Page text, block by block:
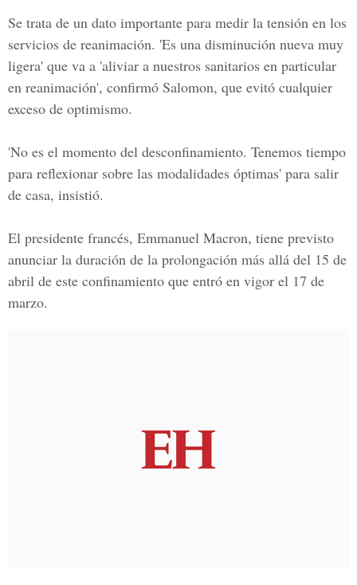
Se trata de un dato importante para medir la tensión en los
servicios de reanimación. 'Es una disminución nueva muy
ligera' que va a 'aliviar a nuestros sanitarios en particular
en reanimación', confirmó Salomon, que evitó cualquier
exceso de optimismo.
'No es el momento del desconfinamiento. Tenemos tiempo
para reflexionar sobre las modalidades óptimas' para salir
de casa, insistió.
El presidente francés, Emmanuel Macron, tiene previsto
anunciar la duración de la prolongación más allá del 15 de
abril de este confinamiento que entró en vigor el 17 de
marzo.